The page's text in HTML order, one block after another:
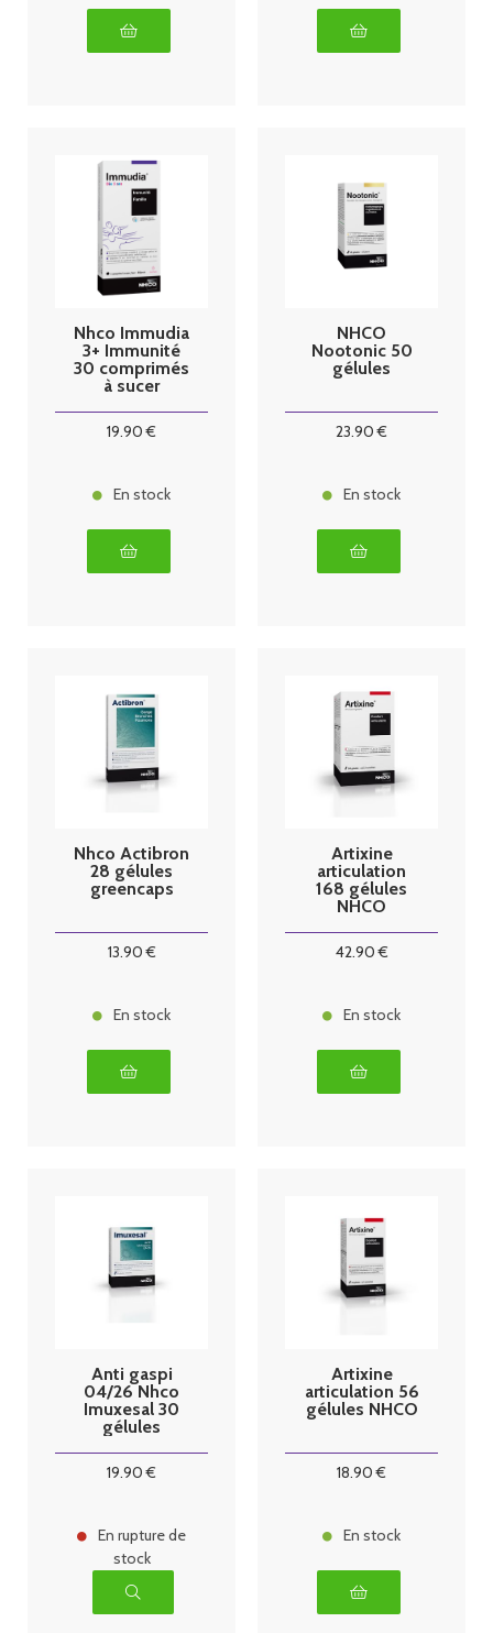
Nhco Immudia
3+ Immunité
30 comprimés
à sucer
19.90 €
En stock
NHCO
Nootonic 50
gélules
23.90 €
En stock
Nhco Actibron
28 gélules
greencaps
13.90€
En stock
Artixine
articulation
168 gélules
NHCO
42.90€
En stock
Anti gaspi
04/26 Nhco
Imuxesal 30
gélules
19.90 €
En rupture de
stock
Artixine
articulation 56
gélules NHCO
18.90 €
En stock